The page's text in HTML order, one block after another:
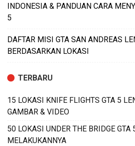
INDONESIA & PANDUAN CARA
5
DAFTAR MISI GTA SAN ANDREAS
BERDASARKAN LOKASI
TERBARU
15 LOKASI KNIFE FLIGHTS GTA 5
GAMBAR & VIDEO
50 LOKASI UNDER THE BRIDGE GTA
MELAKUKANNYA